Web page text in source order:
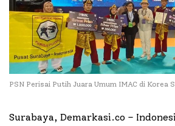
PSN Perisai Putih Juara Umum IMAC di Korea
Surabaya, Demarkasi.co –